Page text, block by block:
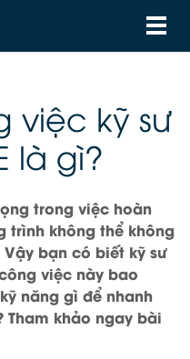
việc kỹ sư
là gì?
trong việc hoàn
trình không thể không
Vậy bạn có biết kỹ sư
việc này bao
năng gì để nhanh
khảo ngay bài